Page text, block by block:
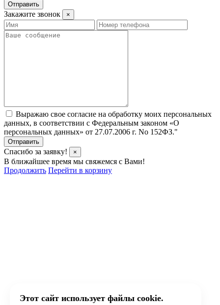
Этот сайт использует файлы cookie.
Отправить
Закажите звонок ×
Выражаю свое согласие на обработку моих персональных
данных, в соответствии с Федеральным законом «О
персональных данных» от 27.07.2006 г. No 152­ФЗ."
Отправить
Спасибо за заявку! ×
В ближайшее время мы свяжемся с Вами!
Продолжить Перейти в корзину